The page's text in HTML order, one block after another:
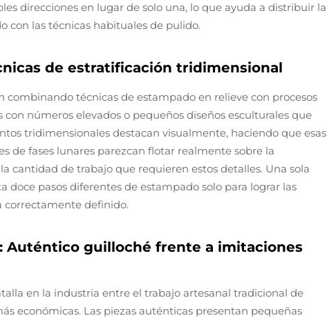
direcciones en lugar de solo una, lo que ayuda a distribuir la
con las técnicas habituales de pulido.
de estratificación tridimensional
combinando técnicas de estampado en relieve con procesos
números elevados o pequeños diseños esculturales que
tridimensionales destacan visualmente, haciendo que esas
de fases lunares parezcan flotar realmente sobre la
cantidad de trabajo que requieren estos detalles. Una sola
doce pasos diferentes de estampado solo para lograr las
correctamente definido.
Auténtico guilloché frente a imitaciones
en la industria entre el trabajo artesanal tradicional de
económicas. Las piezas auténticas presentan pequeñas